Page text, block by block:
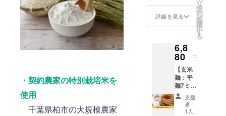
・契約農家の特別栽培米を
使用
千葉県柏市の大規模農家
え）で
はない
温多湿
を避け
てくだ
さい ・
料：米
（特別
栽培
米、千
葉県柏
産）、
す。 お
礼の
メール
送料込
みのお
値段で
す。 ・
容量：1
袋あた
り120g
・賞味
期限：
詳細を見る
リ
タ
ー
ン
を
選
択
す
る
6,8
80 円
【玄米
麺：平
麺7ミリ
14食
セッ
ト】 玄
支援
者：
1人